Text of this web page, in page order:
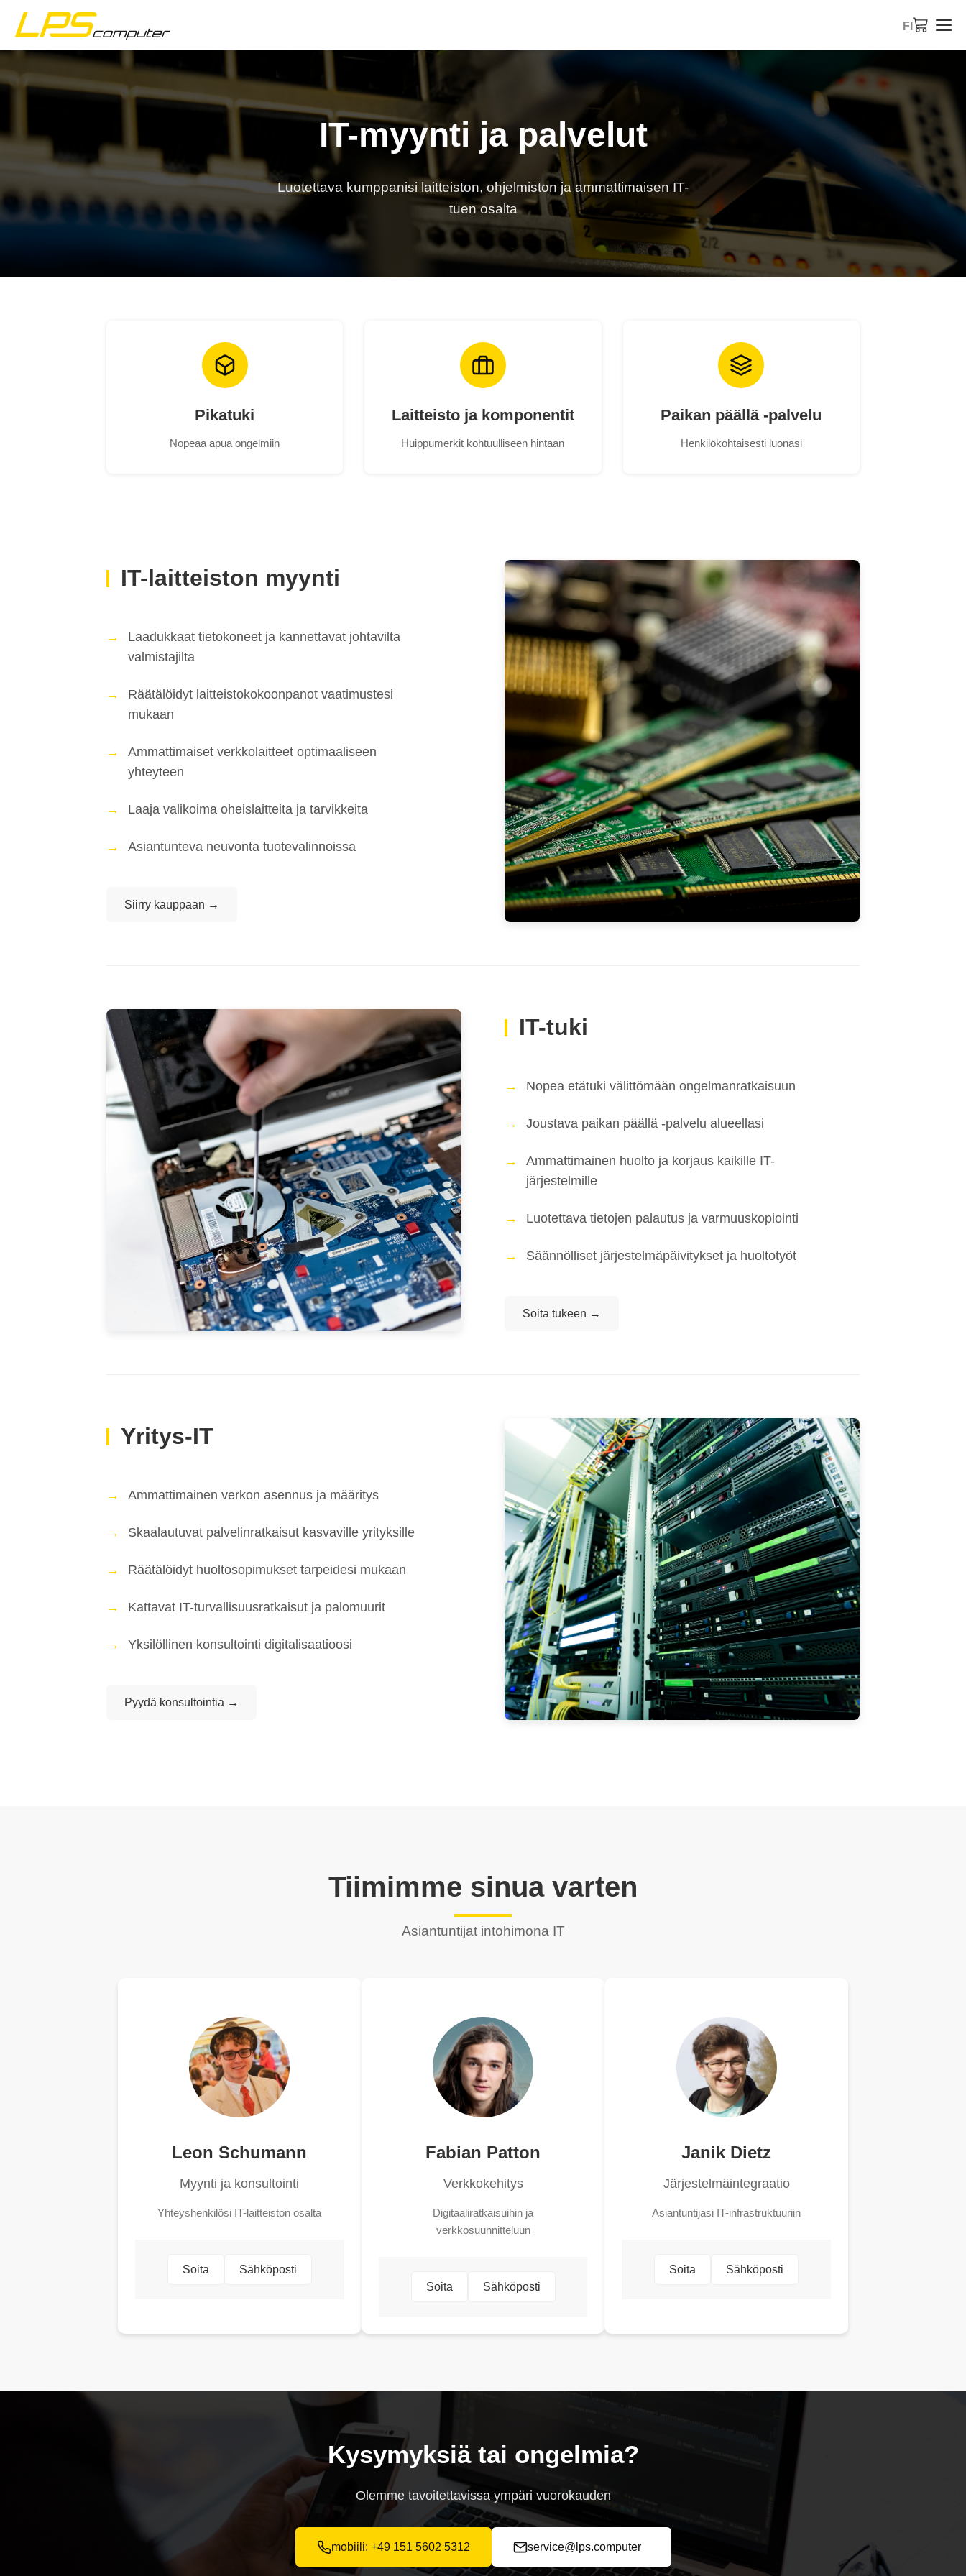
FI
Tietoa meistä
IT-myynti ja palvelut
Luotettava kumppanisi laitteiston, ohjelmiston ja ammattimaisen IT-
tuen osalta
Pikatuki
Nopeaa apua ongelmiin
Laitteisto ja komponentit
Huippumerkit kohtuulliseen hintaan
Paikan päällä -palvelu
Henkilökohtaisesti luonasi
IT-laitteiston myynti
Laadukkaat tietokoneet ja kannettavat johtavilta
valmistajilta
Räätälöidyt laitteistokokoonpanot vaatimustesi
mukaan
Ammattimaiset verkkolaitteet optimaaliseen
yhteyteen
Laaja valikoima oheislaitteita ja tarvikkeita
Asiantunteva neuvonta tuotevalinnoissa
Siirry kauppaan →
IT-tuki
Nopea etätuki välittömään ongelmanratkaisuun
Joustava paikan päällä -palvelu alueellasi
Ammattimainen huolto ja korjaus kaikille IT-
järjestelmille
Luotettava tietojen palautus ja varmuuskopiointi
Säännölliset järjestelmäpäivitykset ja huoltotyöt
Soita tukeen →
Yritys-IT
Ammattimainen verkon asennus ja määritys
Skaalautuvat palvelinratkaisut kasvaville yrityksille
Räätälöidyt huoltosopimukset tarpeidesi mukaan
Kattavat IT-turvallisuusratkaisut ja palomuurit
Yksilöllinen konsultointi digitalisaatioosi
Pyydä konsultointia →
Tiimimme sinua varten
Asiantuntijat intohimona IT
Leon Schumann
Myynti ja konsultointi
Yhteyshenkilösi IT-laitteiston osalta
Soita Sähköposti
Fabian Patton
Verkkokehitys
Digitaaliratkaisuihin ja
verkkosuunnitteluun
Soita Sähköposti
Janik Dietz
Järjestelmäintegraatio
Asiantuntijasi IT-infrastruktuuriin
Soita Sähköposti
Kysymyksiä tai ongelmia?
Olemme tavoitettavissa ympäri vuorokauden
mobiili: +49 151 5602 5312 service@lps.computer